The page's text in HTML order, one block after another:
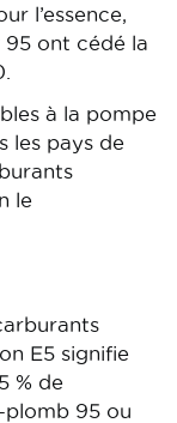
l’essence,
95 ont cédé la
à la pompe
les pays de
le
E5 signifie
% de
plomb 95 ou